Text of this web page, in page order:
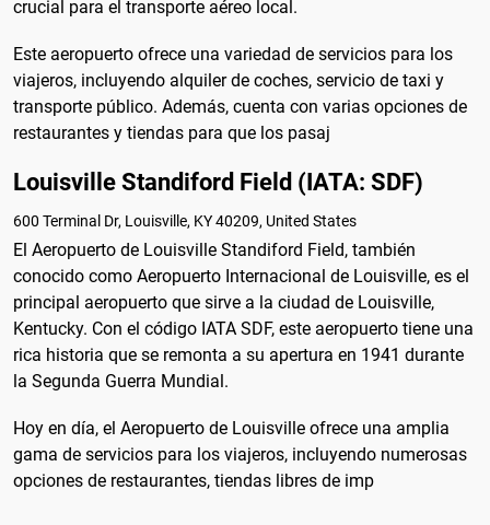
crucial para el transporte aéreo local.
Este aeropuerto ofrece una variedad de servicios para los
viajeros, incluyendo alquiler de coches, servicio de taxi y
transporte público. Además, cuenta con varias opciones de
restaurantes y tiendas para que los pasaj
Louisville Standiford Field (IATA: SDF)
600 Terminal Dr, Louisville, KY 40209, United States
El Aeropuerto de Louisville Standiford Field, también
conocido como Aeropuerto Internacional de Louisville, es el
principal aeropuerto que sirve a la ciudad de Louisville,
Kentucky. Con el código IATA SDF, este aeropuerto tiene una
rica historia que se remonta a su apertura en 1941 durante
la Segunda Guerra Mundial.
Hoy en día, el Aeropuerto de Louisville ofrece una amplia
gama de servicios para los viajeros, incluyendo numerosas
opciones de restaurantes, tiendas libres de imp